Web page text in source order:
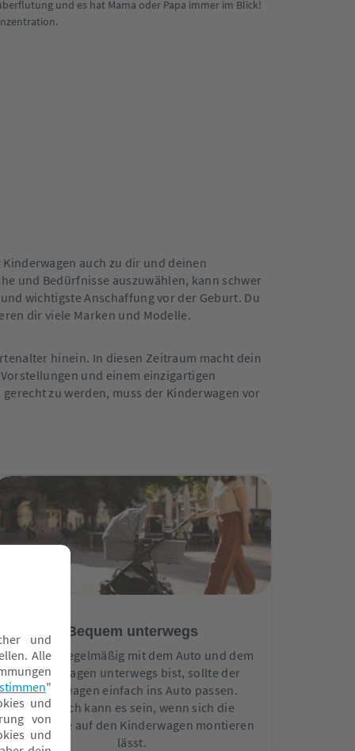
und es hat Mama oder Papa immer im Blick!
Kinderwagen auch zu dir und deinen
und Bedürfnisse auszuwählen, kann schwer
wichtigste Anschaffung vor der Geburt. Du
dir viele Marken und Modelle.
hinein. In diesen Zeitraum macht dein
und einem einzigartigen
zu werden, muss der Kinderwagen vor
Bequem unterwegs
Wenn du regelmäßig mit dem Auto und dem
Kinderwagen unterwegs bist, sollte der
Kinderwagen einfach ins Auto passen.
Praktisch kann es sein, wenn sich die
Babyschale auf den Kinderwagen montieren
lässt.